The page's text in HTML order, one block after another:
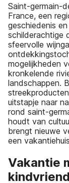
Saint-germain-
France, een
geschiedenis
schilderachtige
sfeervolle
mogelijkheden
kronkelende
landschappen.
uitstapje naar
rond saint-
houdt van
brengt nieuwe
een
Vakantie